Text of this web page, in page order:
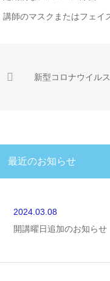
講師のマスクまたはフェイ
新型コロナウイル
最近のお知らせ
2024.03.08
開講曜日追加のお知らせ